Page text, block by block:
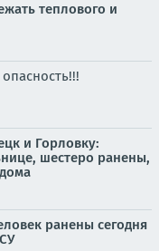
теплового и
и Горловку:
шестеро ранены,
ранены сегодня